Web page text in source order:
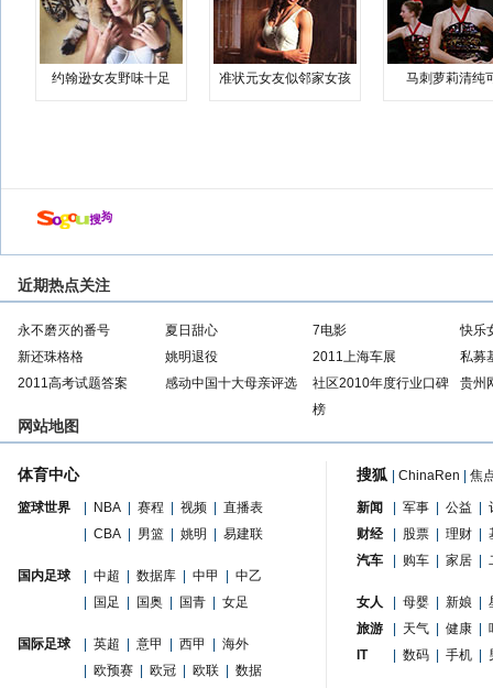
约翰逊女友野味十足 准状元女友似邻家女孩 马刺萝莉清纯
近期热点关注
永不磨灭的番号 夏日甜心 7电影
快乐
新还珠格格
姚明退役 2011上海车展
私募
2011高考试题答案
感动中国十大母亲评选
社区2010年度行业口碑
榜
贵州
网站地图
体育中心
篮球世界 NBA 赛程 视频
直播表
CBA 男篮 姚明 易建联
国内足球 中超 数据库 中甲
中乙
国足 国奥 国青 女足
国际足球 英超 意甲 西甲
海外
欧预赛 欧冠 欧联 数据
搜狐 ChinaRen 焦
新闻 军事 公益
财经
股票 理财
汽车
购车 家居
女人 母婴 新娘
旅游
天气 健康
IT
数码 手机